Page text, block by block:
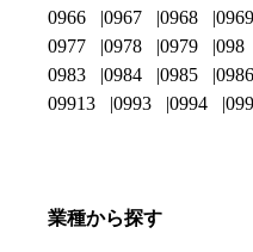
0966
0967 0968 0969
0977
0978 0979 098
0983
0984 0985 0986
09913
0993 0994
業種から探す